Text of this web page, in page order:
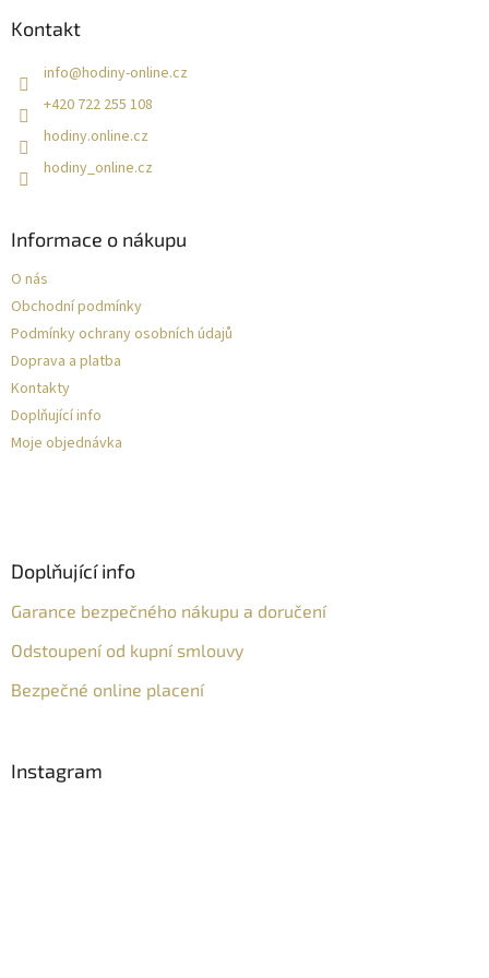
Kontakt
info@hodiny-online.cz
+420 722 255 108
hodiny.online.cz
hodiny_online.cz
Informace o nákupu
O nás
Obchodní podmínky
Podmínky ochrany osobních údajů
Doprava a platba
Kontakty
Doplňující info
Moje objednávka
Doplňující info
Garance bezpečného nákupu a doručení
Odstoupení od kupní smlouvy
Bezpečné online placení
Instagram